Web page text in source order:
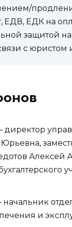
ЕДВ, ЕДК на
защитой
с юристом
директор
Юрьевна,
Алексей
начальник
и